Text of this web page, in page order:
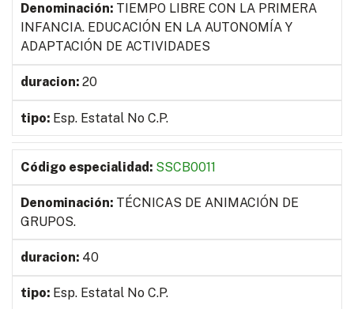
TIEMPO LIBRE CON LA PRIMERA
INFANCIA. EDUCACIÓN EN LA AUTONOMÍA Y
ADAPTACIÓN DE ACTIVIDADES
20
Esp. Estatal No C.P.
SSCB0011
TÉCNICAS DE ANIMACIÓN DE
GRUPOS.
40
Esp. Estatal No C.P.